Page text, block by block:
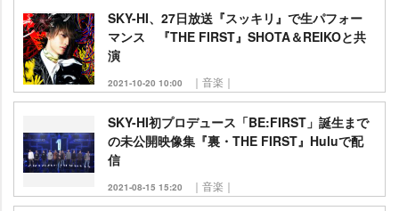
SKY-HI、27日放送『スッキリ』で生パフォー
マンス 『THE FIRST』SHOTA＆REIKOと共
演
2021-10-20 10:00 ｜音楽｜
SKY-HI初プロデュース「BE:FIRST」誕生まで
の未公開映像集『裏・THE FIRST』Huluで配
信
2021-08-15 15:20 ｜音楽｜